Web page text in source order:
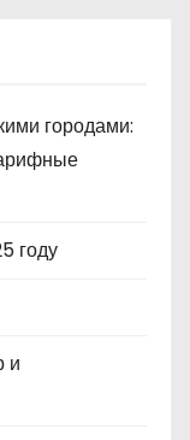
городами:
году
и